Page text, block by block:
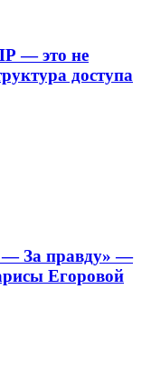
— это не
доступа
— За правду» —
Егоровой